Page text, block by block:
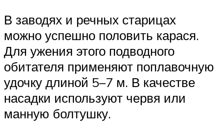
В заводях и речных старицах
можно успешно половить карася.
Для ужения этого подводного
обитателя применяют поплавочную
удочку длиной 5–7 м. В качестве
насадки используют червя или
манную болтушку.